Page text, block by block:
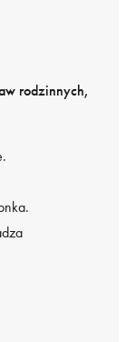
rodzinnych,